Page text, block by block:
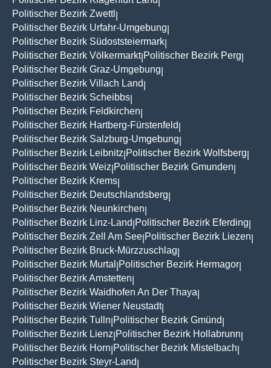
Politischer Bezirk Zwettl
Politischer Bezirk Urfahr-Umgebung
Politischer Bezirk Südoststeiermark
Politischer Bezirk Völkermarkt| Politischer Bezirk Perg
Politischer Bezirk Graz-Umgebung
Politischer Bezirk Villach Land
Politischer Bezirk Scheibbs
Politischer Bezirk Feldkirchen
Politischer Bezirk Hartberg-Fürstenfeld
Politischer Bezirk Salzburg-Umgebung
Politischer Bezirk Leibnitz Politischer Bezirk Wolfsberg
Politischer Bezirk Weiz Politischer Bezirk Gmunden
Politischer Bezirk Krems
Politischer Bezirk Deutschlandsberg
Politischer Bezirk Neunkirchen
Politischer Bezirk Linz-Land Politischer Bezirk Eferding
Politischer Bezirk Zell Am See Politischer Bezirk Liezen
Politischer Bezirk Bruck-Mürzzuschlag
Politischer Bezirk Murtal
Politischer Bezirk Hermagor
Politischer Bezirk Amstetten
Politischer Bezirk Waidhofen An Der Thaya
Politischer Bezirk Wiener Neustadt|
Politischer Bezirk Tulln Politischer Bezirk Gmünd
Politischer Bezirk Lienz Politischer Bezirk Hollabrunn
Politischer Bezirk Horn Politischer Bezirk Mistelbach
Politischer Bezirk Steyr-Land